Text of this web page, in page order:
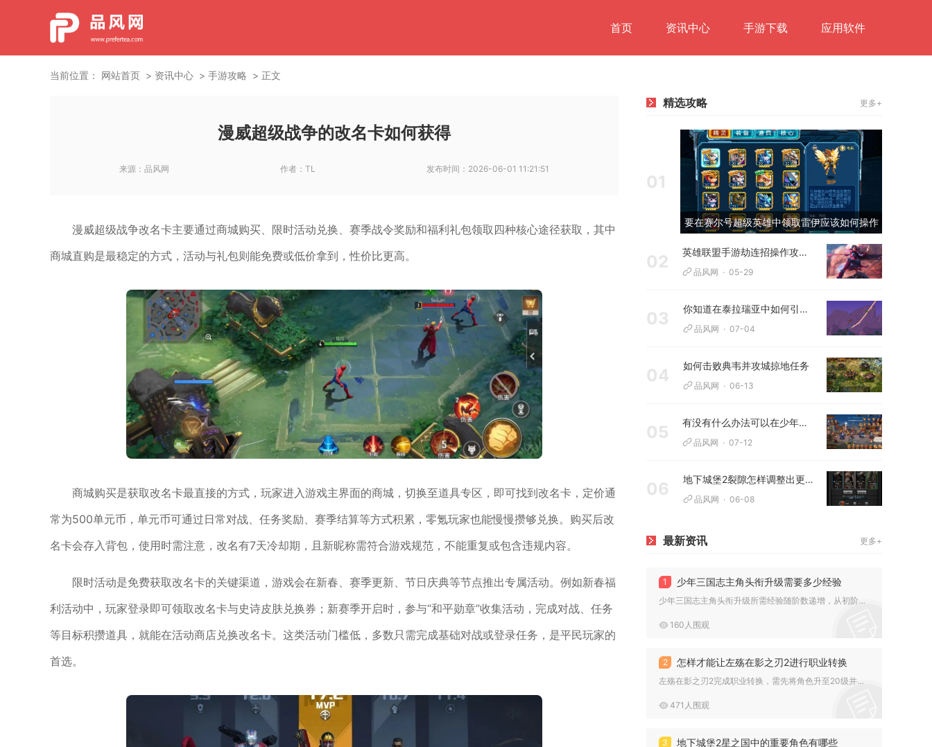
首页 资讯中心 手游下载 应用软件
当前位置： 网站首页 资讯中心 手游攻略 正文
漫威超级战争的改名卡如何获得
来源： 品风网 作者： TL 发布时间： 2026-06-01 11:21:51
漫威超级战争改名卡主要通过商城购买、限时活动兑换、赛季战令奖励和福利礼包领取四种核心途径获取，其中
商城直购是最稳定的方式，活动与礼包则能免费或低价拿到，性价比更高。
商城购买是获取改名卡最直接的方式，玩家进入游戏主界面的商城，切换至道具专区，即可找到改名卡，定价通
常为500单元币，单元币可通过日常对战、任务奖励、赛季结算等方式积累，零氪玩家也能慢慢攒够兑换。购买后改
名卡会存入背包，使用时需注意，改名有7天冷却期，且新昵称需符合游戏规范，不能重复或包含违规内容。
限时活动是免费获取改名卡的关键渠道，游戏会在新春、赛季更新、节日庆典等节点推出专属活动。例如新春福
利活动中，玩家登录即可领取改名卡与史诗皮肤兑换券；新赛季开启时，参与“和平勋章”收集活动，完成对战、任务
等目标积攒道具，就能在活动商店兑换改名卡。这类活动门槛低，多数只需完成基础对战或登录任务，是平民玩家的
首选。
精选攻略 更多+
01
要在赛尔号超级英雄中领取雷伊应该如何操作
02 英雄联盟手游劫连招操作攻略是什么
品风网 05-29
03 你知道在泰拉瑞亚中如何引起树妖的兴趣吗
品风网 07-04
04 如何击败典韦并攻城掠地任务
品风网 06-13
05 有没有什么办法可以在少年三国志中白嫖十四天
品风网 07-12
06 地下城堡2裂隙怎样调整出更强的阵容
品风网 06-08
最新资讯 更多+
1 少年三国志主角头衔升级需要多少经验
少年三国志主角头衔升级所需经验随阶数递增，从初阶到高阶累计约...
160人围观
2 怎样才能让左殇在影之刃2进行职业转换
左殇在影之刃2完成职业转换，需先将角色升至20级并通关第五章...
471人围观
3 地下城堡2星之国中的重要角色有哪些